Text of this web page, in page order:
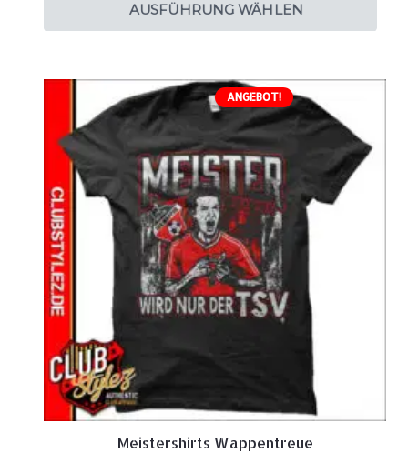
AUSFÜHRUNG WÄHLEN
ANGEBOT!
Meistershirts Wappentreue